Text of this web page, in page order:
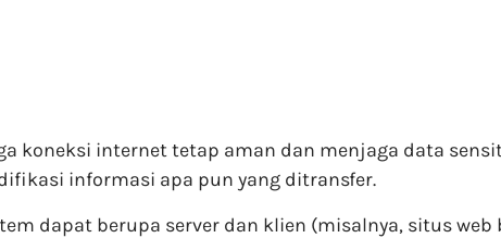
koneksi internet tetap aman dan menjaga data
informasi apa pun yang ditransfer.
dapat berupa server dan klien (misalnya, situs